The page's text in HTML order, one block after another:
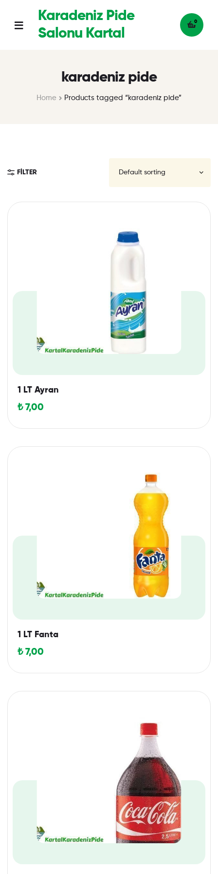
Karadeniz Pide
Salonu Kartal
0
karadeniz pide
Home Products tagged “karadeniz pide”
FILTER
1 LT Ayran
₺7,00
1 LT Fanta
₺7,00